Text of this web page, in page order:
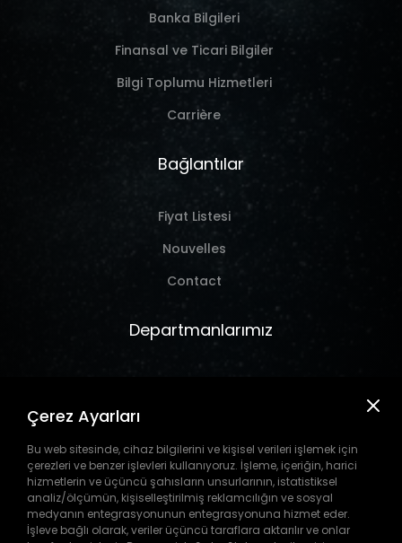
Banka Bilgileri
Finansal ve Ticari Bilgiler
Bilgi Toplumu Hizmetleri
Carrière
Bağlantılar
Fiyat Listesi
Nouvelles
Contact
Departmanlarımız
Takım Tezgahı
Pil
Çerez Ayarları
Bu web sitesinde, cihaz bilgilerini ve kişisel verileri işlemek için
çerezleri ve benzer işlevleri kullanıyoruz. İşleme, içeriğin, harici
hizmetlerin ve üçüncü şahısların unsurlarının, istatistiksel
analiz/ölçümün, kişiselleştirilmiş reklamcılığın ve sosyal
medyanın entegrasyonunun entegrasyonuna hizmet eder.
İşleve bağlı olarak, veriler üçüncü taraflara aktarılır ve onlar